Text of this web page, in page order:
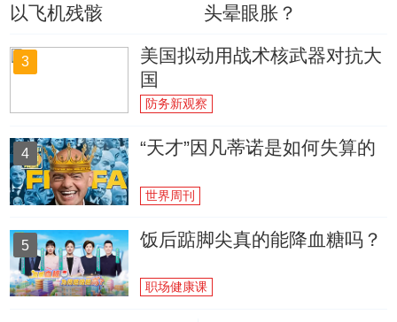
以飞机残骸
头晕眼胀？
3
美国拟动用战术核武器对抗大
国
防务新观察
4 “天才”因凡蒂诺是如何失算的
世界周刊
5 饭后踮脚尖真的能降血糖吗？
职场健康课